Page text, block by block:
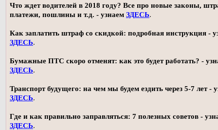
Что ждет водителей в 2018 году? Все про новые законы,
платежи, пошлины и т.д. - узнаем ЗДЕСЬ.
Как заплатить штраф со скидкой: подробная инструкция -
ЗДЕСЬ.
Бумажные ПТС скоро отменят: как это будет работать? -
ЗДЕСЬ.
Транспорт будущего: на чем мы будем ездить через 5-7 лет -
ЗДЕСЬ.
Где и как правильно заправляться: 7 полезных советов -
ЗДЕСЬ.